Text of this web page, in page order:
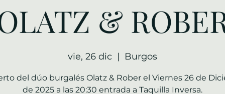
&
vie, 26 dic
  |
Burgos
del dúo burgalés Olatz & Rober el Viernes 26 de
de 2025 a las 20:30 entrada a Taquilla Inversa.